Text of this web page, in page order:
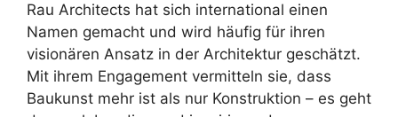
Rau Architects hat sich international einen
Namen gemacht und wird häufig für ihren
visionären Ansatz in der Architektur geschätzt.
Mit ihrem Engagement vermitteln sie, dass
Baukunst mehr ist als nur Konstruktion – es geht